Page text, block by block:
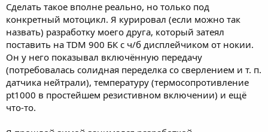
Сделать такое вполне реально, но только под
конкретный мотоцикл. Я курировал (если можно так
назвать) разработку моего друга, который затеял
поставить на TDM 900 БК с ч/б дисплейчиком от нокии.
Он у него показывал включённую передачу
(потребовалась солидная переделка со сверлением и т. п.
датчика нейтрали), температуру (термосопротивление
pt1000 в простейшем резистивном включении) и ещё
что-то.